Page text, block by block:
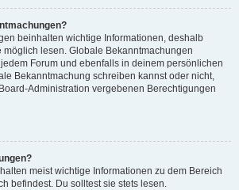
beinhalten wichtige Informationen, deshalb
möglich lesen. Globale Bekanntmachungen
Forum und ebenfalls in deinem persönlichen
Bekanntmachung schreiben kannst oder nicht,
Administration vergebenen Berechtigungen
meist wichtige Informationen zu dem Bereich
befindest. Du solltest sie stets lesen.